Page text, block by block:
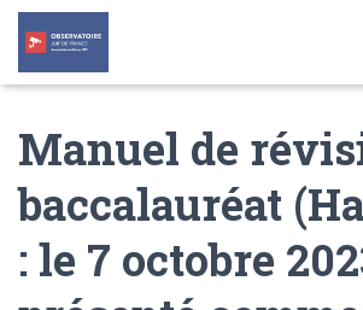
Manuel de
baccalauréat
: le 7 octobre